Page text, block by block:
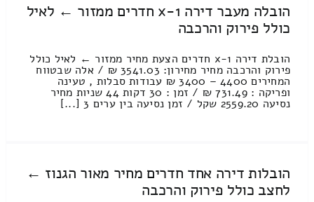
הובלה מעבר דירה 1-x חדרים ממזור ← לאיל
כולל פירוק והרכבה
הובלת דירה 1-x חדרים הצעת מחיר ממזור ← לאיל כולל
פירוק והרכבה מחיר מחירון: 3541.03 ₪ / אלה שבטווח
המחירים 4400 – 3400 ₪ עבודות סבלות , טעינה
ופריקה : 731.49 ₪ / זמן : 30 דקות 44 שניות מחיר
נסיעה 2559.20 שקל / זמן נסיעה בין ערים 3 [...]
הובלות דירה אחד חדרים מחיר מאור הגנוז ←
לחצב כולל פירוק והרכבה